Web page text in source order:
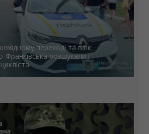
переході та втік:
Франківська розшукали і